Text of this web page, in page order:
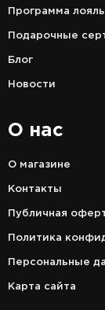
Программа
Подарочные
Блог
Новости
О нас
О магазине
Контакты
Публичная
Политика
Персональные
Карта сайта